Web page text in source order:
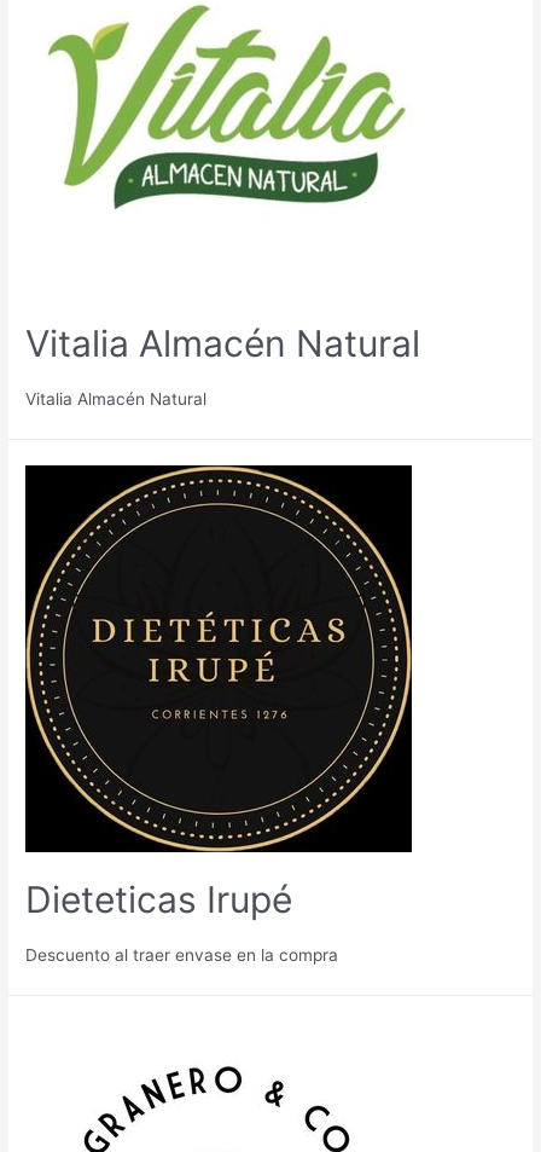
Vitalia Almacén Natural
Vitalia Almacén Natural
Dieteticas Irupé
Descuento al traer envase en la compra